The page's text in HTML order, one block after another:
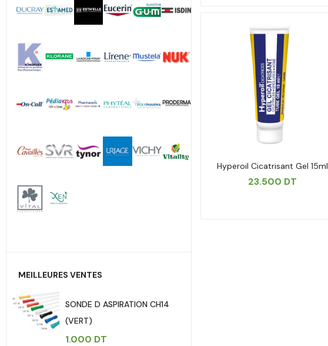
MEILLEURES VENTES
SONDE D ASPIRATION CH14
(VERT)
1.000 DT
Hyperoil Cicatrisant Gel 15ml
23.500 DT